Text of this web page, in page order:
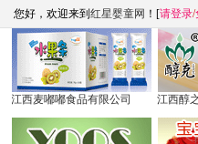
您好，欢迎来到 红星婴童网 ！[请登录/
江西麦嘟嘟食品有限公司 江西醇